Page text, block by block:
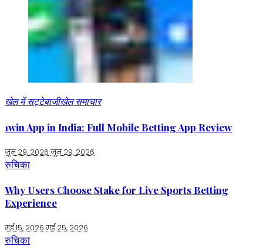
खेल में सट्टेबाजीखेल समाचार
1win App in India: Full Mobile Betting App Review
जून 29, 2026 जून 29, 2026
रुचिका
Why Users Choose Stake for Live Sports Betting
Experience
मई 15, 2026 मई 25, 2026
रुचिका